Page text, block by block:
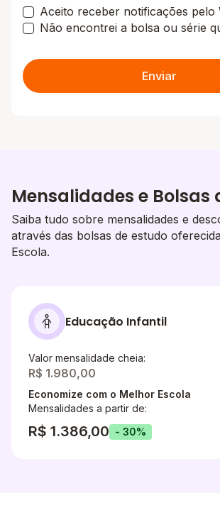
Aceito receber notificações pelo
Não encontrei a bolsa ou série
Enviar
Mensalidades e Bolsas
Saiba tudo sobre mensalidades e
através das bolsas de estudo
Escola.
Educação Infantil
Valor mensalidade cheia:
R$ 1.980,00
Economize com o Melhor Escola
Mensalidades a partir de:
R$ 1.386,00 - 30%